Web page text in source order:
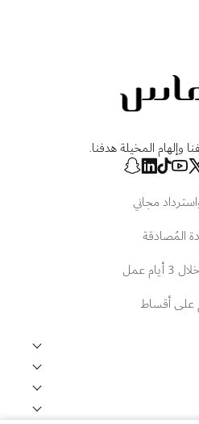
وإلهام المخيلة هدفنا.
مجاني
المُصادقة
عمل
على أقساط